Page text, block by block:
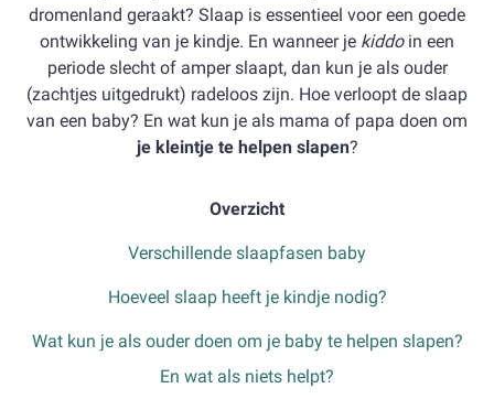
dromenland geraakt? Slaap is essentieel voor een goede
ontwikkeling van je kindje. En wanneer je kiddoin een
periode slecht of amper slaapt, dan kun je als ouder
(zachtjes uitgedrukt) radeloos zijn. Hoe verloopt de slaap
van een baby? En wat kun je als mama of papa doen om
je kleintje te helpen slapen?
Overzicht
Verschillende slaapfasen baby
Hoeveel slaap heeft je kindje nodig?
Wat kun je als ouder doen om je baby te helpen slapen?
En wat als niets helpt?